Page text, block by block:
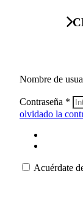
Nombre de
Contraseña *
olvidado la
Acuérdate